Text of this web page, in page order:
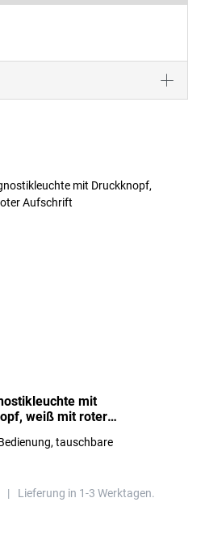
mit
weiß mit roter
tauschbare
| Lieferung in 1-3 Werktagen.